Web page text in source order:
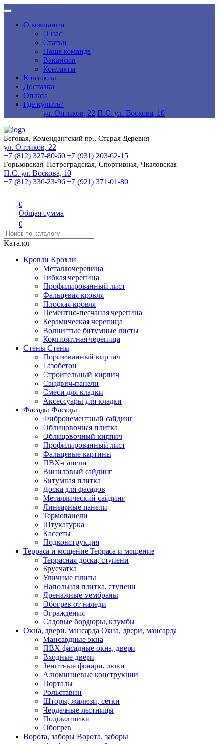
О компании
О нас
Статьи
Наша команда
Вакансии
Контакты
Контакты
Доставка
Оплата
Где купить?
ул. Оптиков, 22 П.С. ул. Воскова, 10
Беговая, Комендантский пр., Старая Деревня
ул. Оптиков, 22
+7 (812) 327-80-60 +7 (931) 203-62-15
Горьковская, Петроградская, Спортивная, Чкаловская
П.С. ул. Воскова, 10
+7 (812) 336-23-96 +7 (921) 371-01-80
0
Общая сумма
0
Каталог
Кровли Кровли
Металлочерепица
Гибкая черепица
Профилированный лист
Фальцевая кровля
Плоская кровля
Цементно-песчаная черепица
Керамическая черепица
Волнистые битумные листы
Композитная черепица
Стены Стены
Поризованный кирпич
Газобетон
Строительный кирпич
Сэндвич-панели
Смеси для кладки
Аксессуары для кладки
Фасады Фасады
Фиброцементный сайдинг
Облицовочная плитка
Облицовочный кирпич
Профилированный лист
Фальцевые картины
ПВХ-панели
Виниловый сайдинг
Битумная плитка
Доска для фасадов
Металлический сайдинг
Линеарные панели
Термопанели
Штукатурка
Кассеты
Подконструкция
Терраса и мощение Терраса и мощение
Террасная доска, ступени
Брусчатка
Уличные плиты
Напольная плитка, ступени
Дренажные мембраны
Обогрев от наледи
Ограждения
Садовые бордюры, клумбы
Окна, двери, мансарда Окна, двери, мансарда
Мансардные окна
ПВХ фасадные окна, двери
Входные двери
Зенитные фонари, люки
Алюминиевые конструкции
Порталы
Рольставни
Шторы, жалюзи, сетки
Чердачные лестницы
Подоконники
Обогрев
Ворота, заборы Ворота, заборы